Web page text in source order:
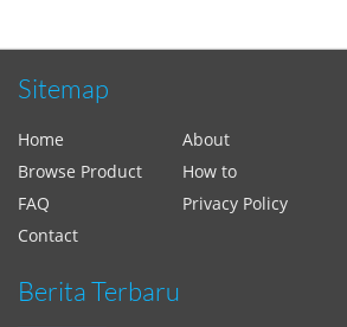
Sitemap
Home About
Browse Product
How to
FAQ
Privacy Policy
Contact
Berita Terbaru